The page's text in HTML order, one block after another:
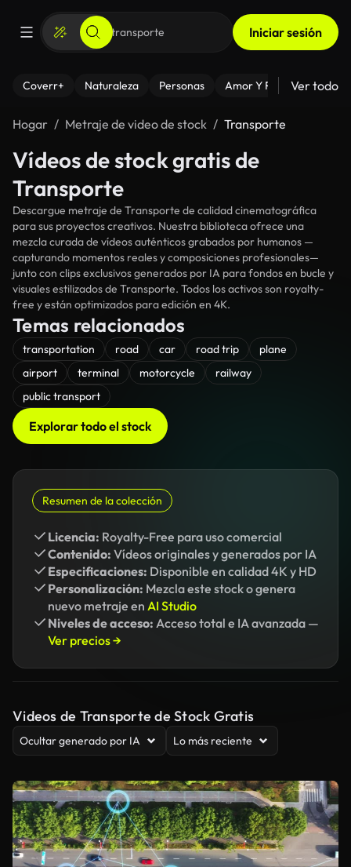
Iniciar sesión
Coverr+ Naturaleza Personas Amor Y Relaciones
Ver todo
Hogar Metraje de video de stock Transporte
Vídeos de stock gratis de
Transporte
Descargue metraje de Transporte de calidad cinematográfica
para sus proyectos creativos. Nuestra biblioteca ofrece una
mezcla curada de vídeos auténticos grabados por humanos —
capturando momentos reales y composiciones profesionales—
junto con clips exclusivos generados por IA para fondos en bucle y
visuales estilizados de Transporte. Todos los activos son royalty-
free y están optimizados para edición en 4K.
Temas relacionados
transportation road car road trip
plane
airport
terminal motorcycle
railway
public transport
Explorar todo el stock
Resumen de la colección
Licencia: Royalty-Free para uso comercial
Contenido: Vídeos originales y generados por IA
Especificaciones: Disponible en calidad 4K y HD
Personalización: Mezcla este stock o genera
nuevo metraje en AI Studio
Niveles de acceso: Acceso total e IA avanzada —
Ver precios →
Videos de Transporte de Stock Gratis
Ocultar generado por IA Lo más reciente